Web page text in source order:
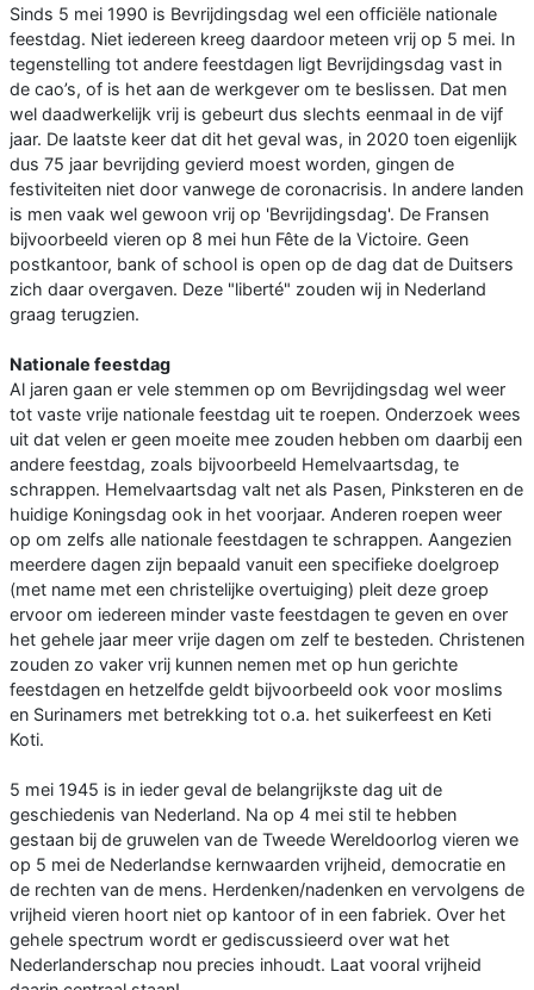
Sinds 5 mei 1990 is Bevrijdingsdag wel een officiële nationale
feestdag. Niet iedereen kreeg daardoor meteen vrij op 5 mei. In
tegenstelling tot andere feestdagen ligt Bevrijdingsdag vast in
de cao’s, of is het aan de werkgever om te beslissen. Dat men
wel daadwerkelijk vrij is gebeurt dus slechts eenmaal in de vijf
jaar. De laatste keer dat dit het geval was, in 2020 toen eigenlijk
dus 75 jaar bevrijding gevierd moest worden, gingen de
festiviteiten niet door vanwege de coronacrisis. In andere landen
is men vaak wel gewoon vrij op 'Bevrijdingsdag'. De Fransen
bijvoorbeeld vieren op 8 mei hun Fête de la Victoire. Geen
postkantoor, bank of school is open op de dag dat de Duitsers
zich daar overgaven. Deze "liberté" zouden wij in Nederland
graag terugzien.
Nationale feestdag
Al jaren gaan er vele stemmen op om Bevrijdingsdag wel weer
tot vaste vrije nationale feestdag uit te roepen. Onderzoek wees
uit dat velen er geen moeite mee zouden hebben om daarbij een
andere feestdag, zoals bijvoorbeeld Hemelvaartsdag, te
schrappen. Hemelvaartsdag valt net als Pasen, Pinksteren en de
huidige Koningsdag ook in het voorjaar. Anderen roepen weer
op om zelfs alle nationale feestdagen te schrappen. Aangezien
meerdere dagen zijn bepaald vanuit een specifieke doelgroep
(met name met een christelijke overtuiging) pleit deze groep
ervoor om iedereen minder vaste feestdagen te geven en over
het gehele jaar meer vrije dagen om zelf te besteden. Christenen
zouden zo vaker vrij kunnen nemen met op hun gerichte
feestdagen en hetzelfde geldt bijvoorbeeld ook voor moslims
en Surinamers met betrekking tot o.a. het suikerfeest en Keti
Koti.
5 mei 1945 is in ieder geval de belangrijkste dag uit de
geschiedenis van Nederland. Na op 4 mei stil te hebben
gestaan bij de gruwelen van de Tweede Wereldoorlog vieren we
op 5 mei de Nederlandse kernwaarden vrijheid, democratie en
de rechten van de mens. Herdenken/nadenken en vervolgens de
vrijheid vieren hoort niet op kantoor of in een fabriek. Over het
gehele spectrum wordt er gediscussieerd over wat het
Nederlanderschap nou precies inhoudt. Laat vooral vrijheid